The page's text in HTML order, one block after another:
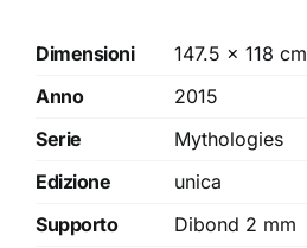
Dimensioni
147.5 × 118 cm
Anno
2015
Serie
Mythologies
Edizione
unica
Supporto
Dibond 2 mm